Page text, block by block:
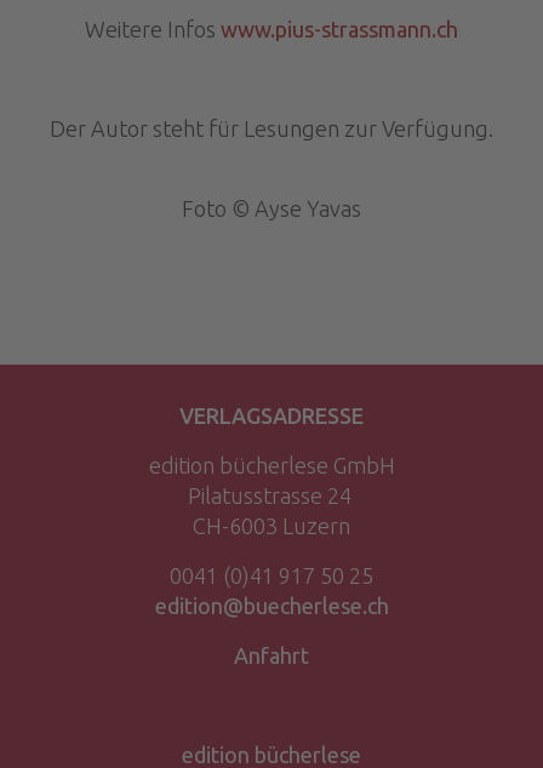
Weitere Infos www.pius-strassmann.ch
Der Autor steht für Lesungen zur Verfügung.
Foto © Ayse Yavas
VERLAGSADRESSE
edition bücherlese GmbH
Pilatusstrasse 24
CH-6003 Luzern
0041 (0)41 917 50 25
edition@buecherlese.ch
Anfahrt
edition bücherlese